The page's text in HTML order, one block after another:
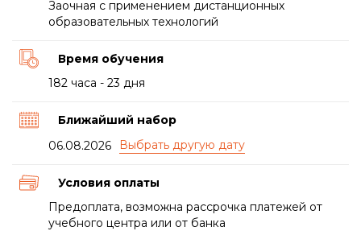
Заочная с применением дистанционных
образовательных технологий
Время обучения
182 часа - 23 дня
Ближайший набор
06.08.2026
Условия оплаты
Предоплата, возможна рассрочка платежей от
учебного центра или от банка